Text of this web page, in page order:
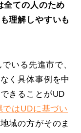
全ての人のため
理解しやすいも
いる先進市で、
く具体事例を中
きることがUD
ではUDに基づい
域の方がそのま